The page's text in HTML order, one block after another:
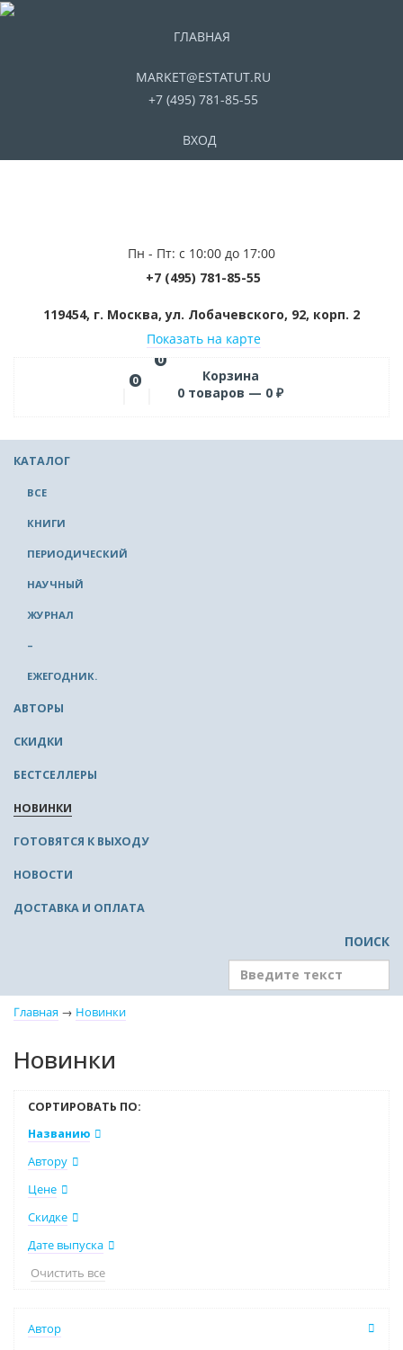
ГЛАВНАЯ
MARKET@ESTATUT.RU
+7 (495) 781-85-55
ВХОД
Пн - Пт: с 10:00 до 17:00
+7 (495) 781-85-55
119454, г. Москва, ул. Лобачевского, 92, корп. 2
Показать на карте
0
0
Корзина
0 товаров — 0 ₽
КАТАЛОГ
ВСЕ
КНИГИ
ПЕРИОДИЧЕСКИЙ
НАУЧНЫЙ
ЖУРНАЛ
–
ЕЖЕГОДНИК.
АВТОРЫ
СКИДКИ
БЕСТСЕЛЛЕРЫ
НОВИНКИ
ГОТОВЯТСЯ К ВЫХОДУ
НОВОСТИ
ДОСТАВКА И ОПЛАТА
ПОИСК
Главная → Новинки
Новинки
СОРТИРОВАТЬ ПО:
Названию
Автору
Цене
Скидке
Дате выпуска
Очистить все
Автор